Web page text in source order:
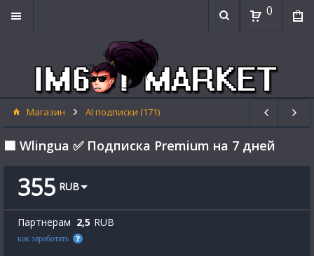
0
Магазин AI подписки (171)
🟦 Wlingua ✅ Подписка Premium на 7 дней
355 RUB
Партнерам 2,5 RUB
как заработать